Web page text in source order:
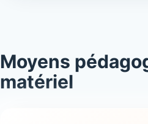
Moyens
matériel